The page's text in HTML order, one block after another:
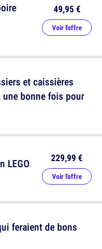
et caissières
bonne fois pour
feraient de bons
49,95 €
Voir l'offre
LEGO 229,99 €
Voir l'offre